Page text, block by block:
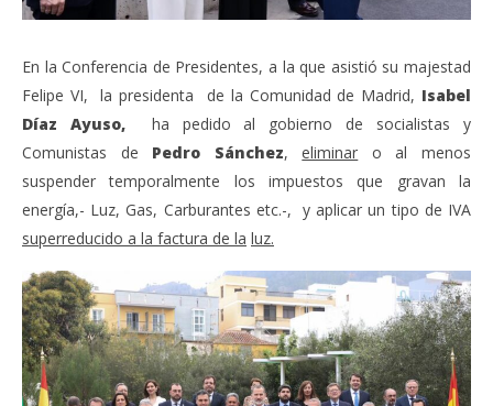
En la Conferencia de Presidentes, a la que asistió su majestad
Felipe VI, la presidenta de la Comunidad de Madrid, Isabel
Díaz Ayuso,ha pedido al gobierno de socialistas y
Comunistas de Pedro Sánchez,eliminar o al menos
suspender temporalmente los impuestos que gravan la
energía,- Luz, Gas, Carburantes etc.-, y aplicar un tipo de IVA
superreducido a la factura de la luz.